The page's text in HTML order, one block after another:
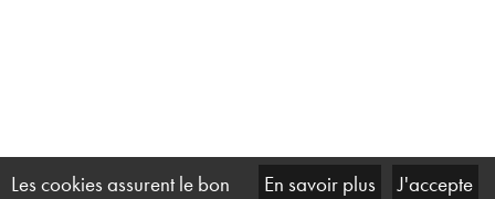
En savoir plus J'accepte
Les cookies assurent le bon